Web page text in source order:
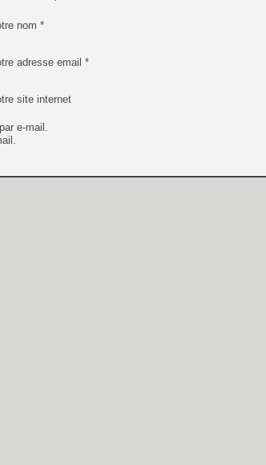
nom *
adresse email *
site internet
e-mail.